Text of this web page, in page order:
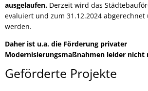
ausgelaufen. Derzeit wird das
evaluiert und zum 31.12.2024 abgerechnet
werden.
Daher ist u.a. die Förderung privater
Modernisierungsmaßnahmen leider nicht
Geförderte Projekte